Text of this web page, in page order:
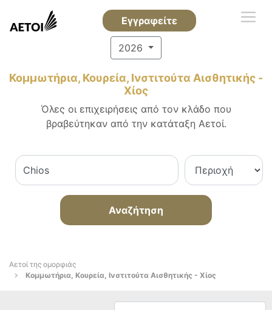
Εγγραφείτε
2026
Κομμωτήρια, Κουρεία, Ινστιτούτα Αισθητικής -
Χίος
Όλες οι επιχειρήσεις από τον κλάδο που
βραβεύτηκαν από την κατάταξη Αετοί.
Αναζήτηση
Αετοί της ομορφιάς
Κομμωτήρια, Κουρεία, Ινστιτούτα Αισθητικής - Χίος